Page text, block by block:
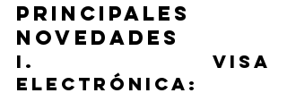
Principales
novedades
I. Visa
Electrónica: